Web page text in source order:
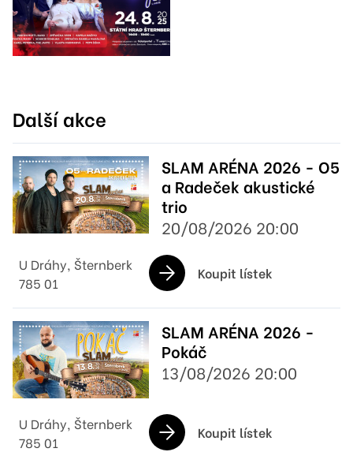
Další akce
SLAM ARÉNA 2026 - O5
a Radeček akustické
trio
20/08/2026 20:00
U Dráhy, Šternberk
785 01
Koupit lístek
SLAM ARÉNA 2026 -
Pokáč
13/08/2026 20:00
U Dráhy, Šternberk
785 01
Koupit lístek